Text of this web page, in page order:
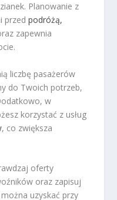
Planowanie z
przedpodróżą,
zapewnia
liczbę pasażerów
do Twoich potrzeb,
w
korzystać z usług
, co zwiększa
oferty
oraz zapisuj
uzyskać przy